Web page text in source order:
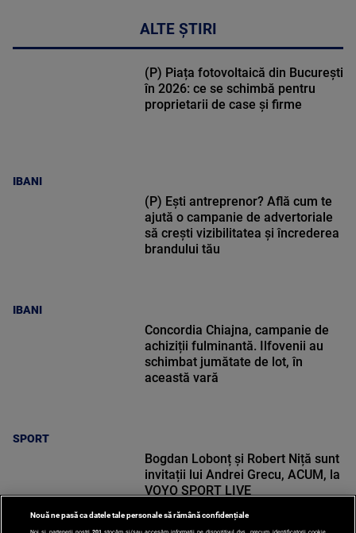
ALTE ȘTIRI
IBANI
(P) Piața fotovoltaică din București
în 2026: ce se schimbă pentru
proprietarii de case și firme
IBANI
(P) Ești antreprenor? Află cum te
ajută o campanie de advertoriale
să crești vizibilitatea și încrederea
brandului tău
SPORT
Concordia Chiajna, campanie de
achiziții fulminantă. Ilfovenii au
schimbat jumătate de lot, în
această vară
Bogdan Lobonț și Robert Niță sunt
invitații lui Andrei Grecu, ACUM, la
VOYO SPORT LIVE
Nouă ne pasă ca datele tale personale să rămână confidențiale
Noi și partenerii noștri 201 stocăm și/sau accesăm informații pe dispozitivul dvs., precum identificatorii cookie